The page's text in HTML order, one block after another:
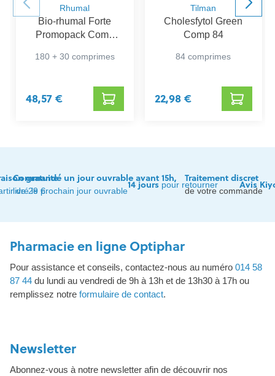
Rhumal
Bio-rhumal Forte
Promopack Comp
180 + 30 comprimes
48,57 €
Tilman
Cholesfytol Green
Comp 84
84 comprimes
22,98 €
gratuite
de 29 €
Commandé un jour ouvrable avant 15h,
livré le prochain jour ouvrable
14 jourspour retourner
Traitement discret
de votre commande
Avis
Pharmacie en ligne Optiphar
Pour assistance et conseils, contactez-nous au numéro 014 58
87 44 du lundi au vendredi de 9h à 13h et de 13h30 à 17h ou
remplissez notre formulaire de contact.
Newsletter
Abonnez-vous à notre newsletter afin de découvrir nos